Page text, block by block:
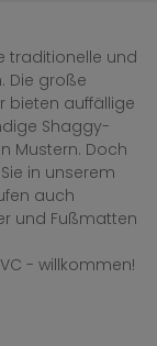
traditionelle und
Die große
bieten auffällige
Shaggy-
Mustern. Doch
in unserem
auch
und Fußmatten
- willkommen!